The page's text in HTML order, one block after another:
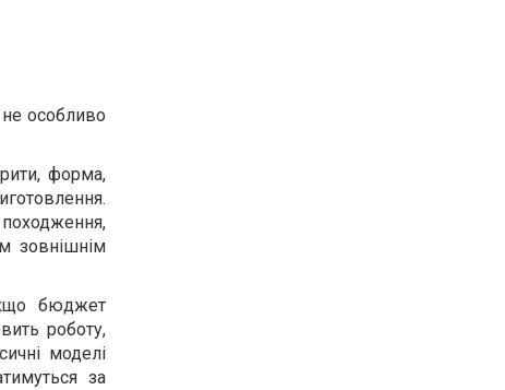
не особливо
форма,
зовнішнім
бюджет
роботу,
моделі
за